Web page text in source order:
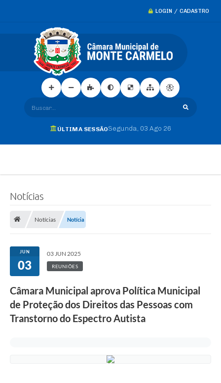
LOGIN / CADASTRO
Buscar...
ÚLTIMA SESSÃOSegunda 03 Ago 26
Notícias
Notícias Notícia
JUN
03
03 JUN 2025
REUNIÕES
Câmara Municipal aprova Política Municipal
de Proteção dos Direitos das Pessoas com
Transtorno do Espectro Autista